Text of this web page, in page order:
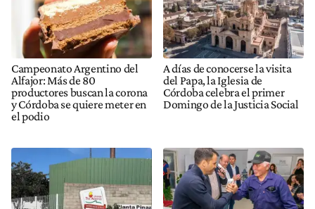
Campeonato Argentino del
Alfajor: Más de 80
productores buscan la corona
y Córdoba se quiere meter en
el podio
A días de conocerse la visita
del Papa, la Iglesia de
Córdoba celebra el primer
Domingo de la Justicia Social